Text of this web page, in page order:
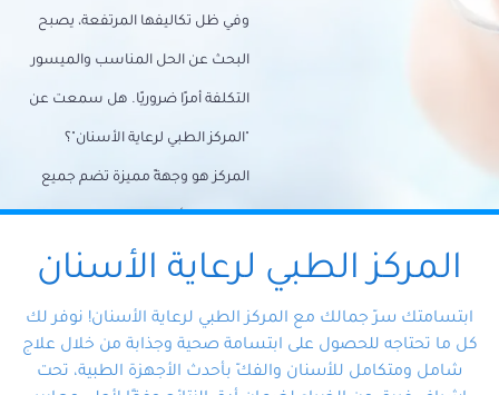
وفي ظل تكاليفها المرتفعة، يصبح
البحث عن الحل المناسب والميسور
التكلفة أمرًا ضروريًا. هل سمعت عن
"المركز الطبي لرعاية الأسنان"؟
المركز هو وجهةً مميزة تضم جميع
احتياجات الأسنان تحت سقف واحد،
وتضمن لك حلاً شاملًا لجميع
المتخصص ذوي الخبرة، ستجد نفسك
في أيد أمينة تلبي احتياجاتك بكل
المركز الطبي لرعاية الأسنان
ابتسامتك سرّ جمالك مع المركز الطبي لرعاية الأسنان! نوفر لك
كل ما تحتاجه للحصول على ابتسامة صحية وجذابة من خلال علاج
شامل ومتكامل للأسنان والفكّ بأحدث الأجهزة الطبية، تحت